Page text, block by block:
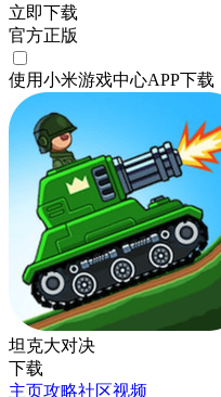
立即下载
官方正版
使用小米游戏中心APP下载
坦克大对决
下载
主页攻略社区视频